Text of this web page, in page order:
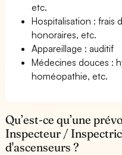
etc.
Hospitalisation : frais
honoraires, etc.
Appareillage : auditif
Médecines douces :
homéopathie, etc.
Qu’est-ce qu’une
Inspecteur /
d'ascenseurs ?